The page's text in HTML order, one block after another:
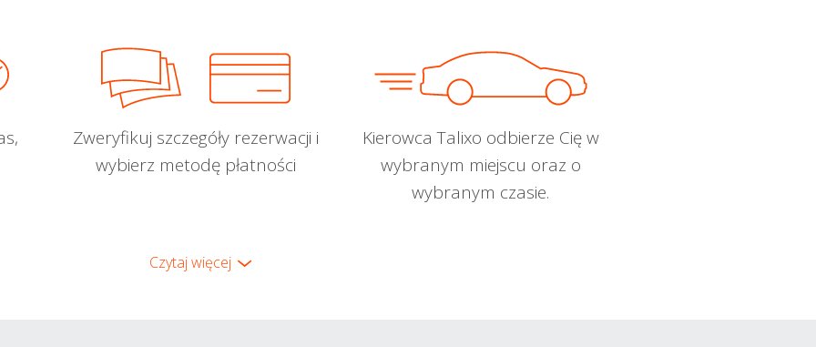
Zweryfikuj szczegóły rezerwacji i
wybierz metodę płatności
Kierowca Talixo odbierze Cię w
wybranym miejscu oraz o
wybranym czasie.
Czytaj więcej